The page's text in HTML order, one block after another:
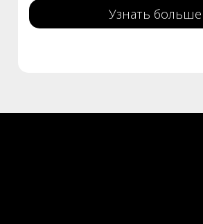
Узнать больше